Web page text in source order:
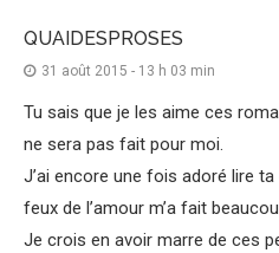
QUAIDESPROSES
31 août 2015 - 13 h 03 min
Tu sais que je les aime ces
ne sera pas fait pour moi.
J’ai encore une fois adoré lire
feux de l’amour m’a fait
Je crois en avoir marre de ces